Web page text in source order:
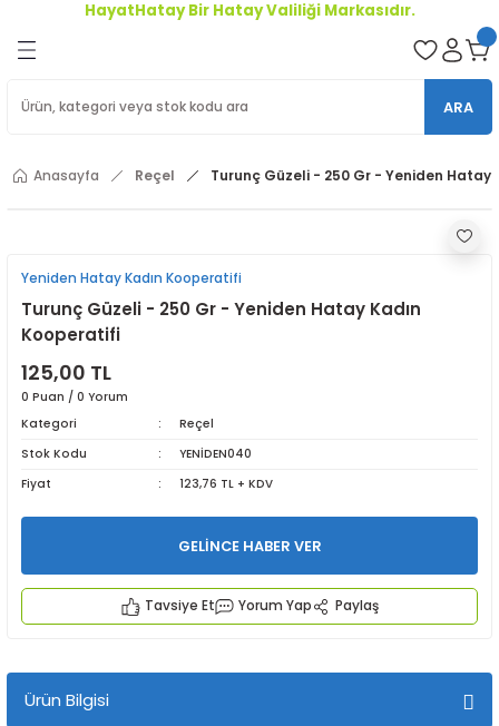
HayatHatay Bir Hatay Valiliği Markasıdır.
ARA
Anasayfa Reçel Turunç Güzeli - 250 Gr - Yeniden Hatay
Yeniden Hatay Kadın Kooperatifi
Turunç Güzeli - 250 Gr - Yeniden Hatay Kadın
Kooperatifi
125,00 TL
0 Puan / 0 Yorum
Kategori
Reçel
Stok Kodu
YENİDEN040
Fiyat
123,76 TL + KDV
GELİNCE HABER VER
Tavsiye Et Yorum Yap Paylaş
Ürün Bilgisi